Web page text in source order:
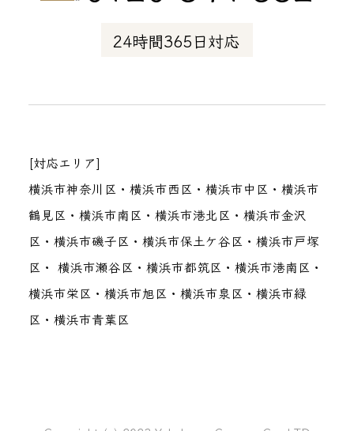
24時間365日対応
[対応エリア]
横浜市神奈川区・横浜市西区・横浜市中区・横浜市
鶴見区・横浜市南区・横浜市港北区・横浜市金沢
区・横浜市磯子区・横浜市保土ケ谷区・横浜市戸塚
区・ 横浜市瀬谷区・横浜市都筑区・横浜市港南区・
横浜市栄区・横浜市旭区・横浜市泉区・横浜市緑
区・横浜市青葉区